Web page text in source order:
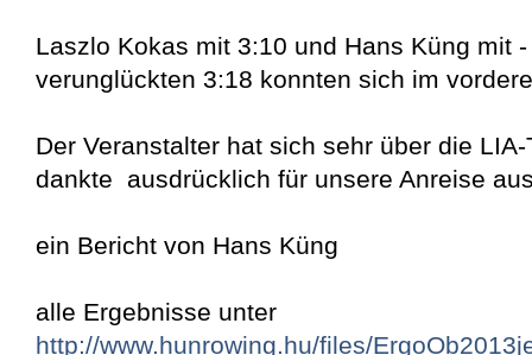
Laszlo Kokas mit 3:10 und Hans Küng mit
verunglückten 3:18 konnten sich im
Der Veranstalter hat sich sehr über die
dankte ausdrücklich für unsere Anreise
ein Bericht von Hans Küng
alle Ergebnisse unter
http://www.hunrowing.hu/files/